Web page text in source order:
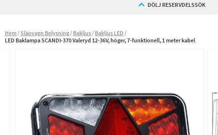
DÖLJ RESERVDELSSÖK
Hem Släpvagn Belysning Bakljus Bakljus LED
LED Baklampa SCANDI-370 Valeryd 12-36V, höger, 7-funktionell, 1 meter kabel